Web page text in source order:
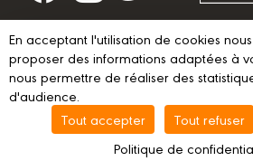
Contactez-
Devenir
© 2023 GRAND ANGLE Mentions légales
Vie privée
Gestion des
En acceptant l'utilisation de cookies
proposer des informations adaptées à
nous permettre de réaliser des
d'audience.
Tout accepter
Tout refuser
Politique de